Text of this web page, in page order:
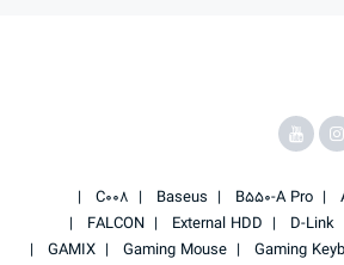
B550-A Pro
Baseus
C008
D-Link
External HDD
FALCON
Gaming
Gaming Mouse
GAMIX